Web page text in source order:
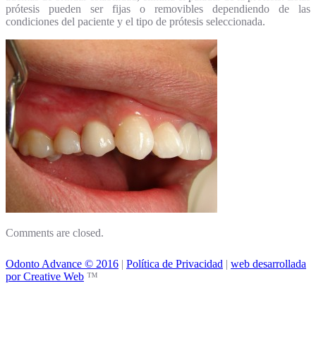
prótesis pueden ser fijas o removibles dependiendo de las
condiciones del paciente y el tipo de prótesis seleccionada.
Comments are closed.
Odonto Advance © 2016 | Política de Privacidad | web desarrollada
por Creative Web ™